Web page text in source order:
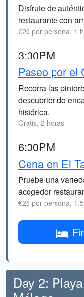
Disfrute de
restaurante con
€20 por persona, 1
3:00PM
Paseo por el
Recorra las
descubriendo
histórica.
Gratis, 2 horas
6:00PM
Cena en El
Pruebe una
acogedor
€25 por persona,
Day 2: